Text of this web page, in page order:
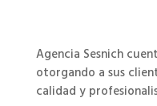
Agencia Sesnich
otorgando a sus
calidad y